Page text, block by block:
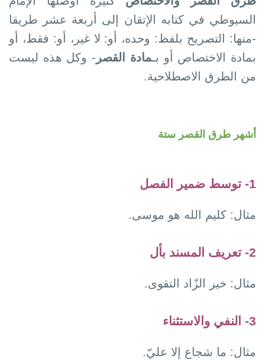
السيوطي في كتابه الإتقان إلى أربعة عشر طريقا
-منها: التصريح بلفظ: وحده، أو: لا غير، أو: فقط، أو
بمادة الاختصاص أو بـمادة القصر - وكل هذه ليست
من الطرق الاصطلاحية.
أشهر طرق القصر ستة
1- توسط ضمير الفصل
مثال: كليم الله هو موسى.
2- تعريف المسند بأل
مثال: خير الزّاد التقوى.
3- النفي والاستثناء
مثال: ما شجاع إلا عليّ.